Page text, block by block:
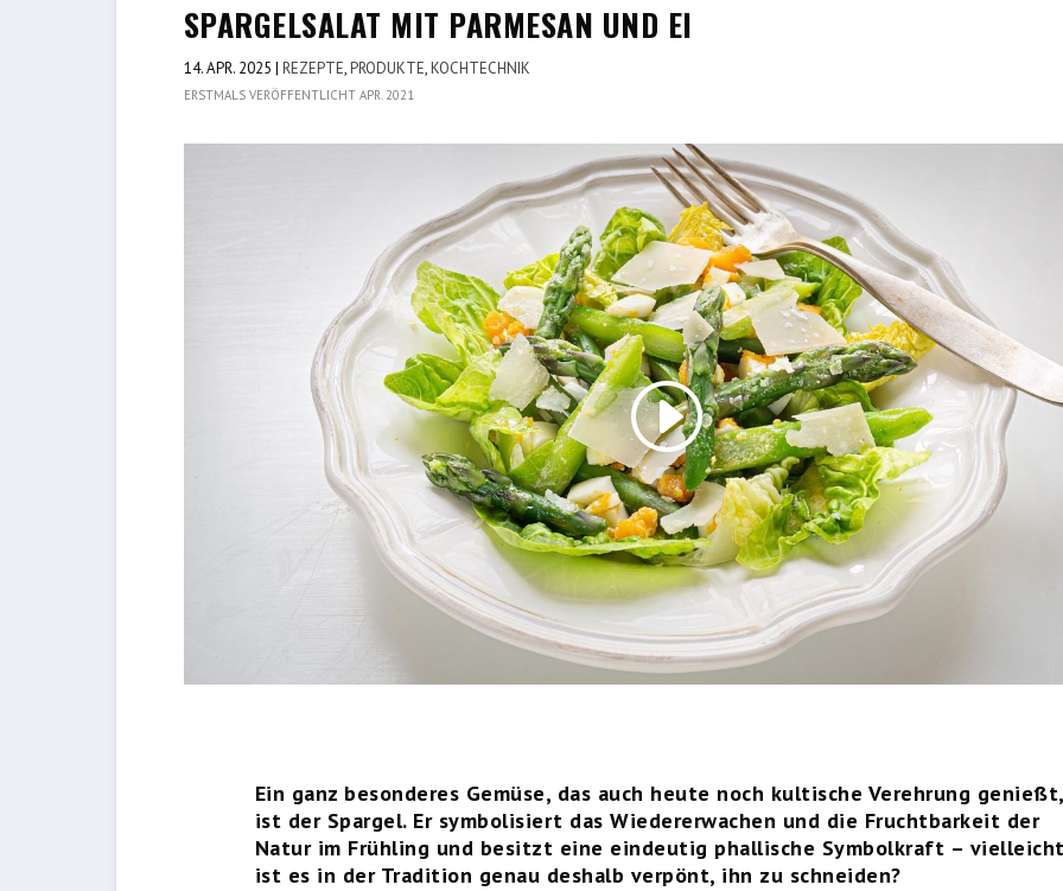
SPARGELSALAT MIT PARMESAN UND EI
14. APR. 2025 | REZEPTE,PRODUKTE,KOCHTECHNIK
ERSTMALS VERÖFFENTLICHT APR. 2021
Ein ganz besonderes Gemüse, das auch heute noch kultische Verehrung genießt,
ist der Spargel. Er symbolisiert das Wiedererwachen und die Fruchtbarkeit der
Natur im Frühling und besitzt eine eindeutig phallische Symbolkraft –
ist es in der Tradition genau deshalb verpönt, ihn zu schneiden?